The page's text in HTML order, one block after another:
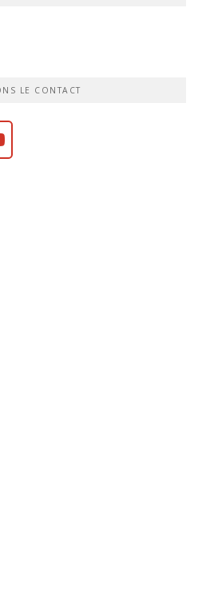
LE CONTACT